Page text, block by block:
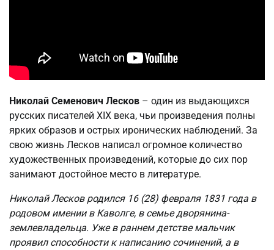
Николай Семенович Лесков – один из выдающихся
русских писателей XIX века, чьи произведения полны
ярких образов и острых иронических наблюдений. За
свою жизнь Лесков написал огромное количество
художественных произведений, которые до сих пор
занимают достойное место в литературе.
Николай Лесков родился 16 (28) февраля 1831 года в
родовом имении в Каволге, в семье дворянина-
землевладельца. Уже в раннем детстве мальчик
проявил способности к написанию сочинений, а в